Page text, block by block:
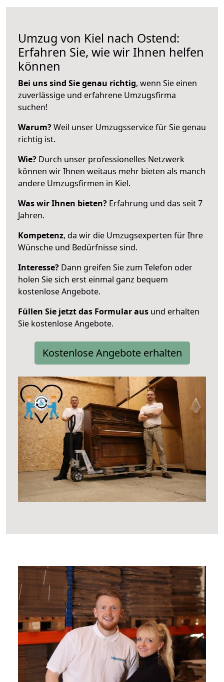
Umzug von Kiel nach Ostend:
Erfahren Sie, wie wir Ihnen helfen
können
Bei uns sind Sie genau richtig, wenn Sie einen
zuverlässige und erfahrene Umzugsfirma
suchen!
Warum?Weil unser Umzugsservice für Sie genau
richtig ist.
Wie? Durch unser professionelles Netzwerk
können wir Ihnen weitaus mehr bieten als manch
andere Umzugsfirmen in Kiel.
Was wir Ihnen bieten? Erfahrung und das seit 7
Jahren.
Kompetenz, da wir die Umzugsexperten für Ihre
Wünsche und Bedürfnisse sind.
Interesse? Dann greifen Sie zum Telefon oder
holen Sie sich erst einmal ganz bequem
kostenlose Angebote.
Füllen Sie jetzt das Formular aus und erhalten
Sie kostenlose Angebote.
Kostenlose Angebote erhalten